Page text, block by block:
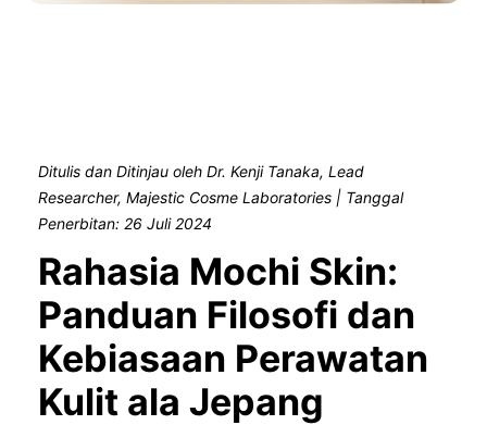
Ditulis dan Ditinjau oleh Dr. Kenji Tanaka, Lead
Researcher, Majestic Cosme Laboratories | Tanggal
Penerbitan: 26 Juli 2024
Rahasia Mochi Skin:
Panduan Filosofi dan
Kebiasaan Perawatan
Kulit ala Jepang